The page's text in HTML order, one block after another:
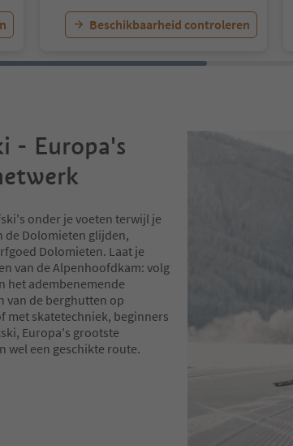
Beschikbaarheid controleren
- Europa's
onder je voeten terwijl je
de Dolomieten glijden,
Dolomieten. Laat je
van de Alpenhoofdkam: volg
het adembenemende
van de berghutten op
met skatetechniek, beginners
Europa's grootste
wel een geschikte route.